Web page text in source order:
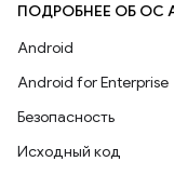
ПОДРОБНЕЕ ОБ ОС
Android
Android for Enterprise
Безопасность
Исходный код